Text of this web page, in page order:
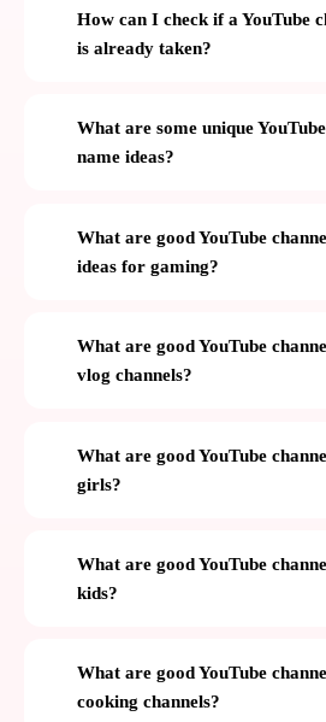
How can I check if a YouTube
is already taken?
What are some unique
name ideas?
What are good YouTube
ideas for gaming?
What are good YouTube
vlog channels?
What are good YouTube
girls?
What are good YouTube
kids?
What are good YouTube
cooking channels?